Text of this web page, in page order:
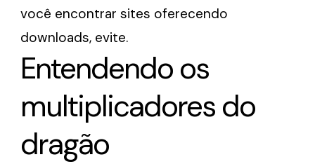
você encontrar sites oferecendo
downloads, evite.
Entendendo os
multiplicadores do
dragão